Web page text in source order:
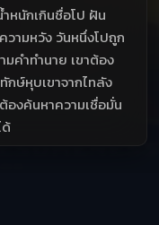
หนักเกินชื่อโป ฝัน
ามหวัง วันหนึ่งโปถูก
คำทำนาย เขาต้อง
ษ์หุบเขาจากไทลัง
งค้นหาความเชื่อมั่น
ด้